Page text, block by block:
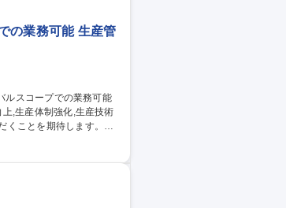
の業務可能 生産管
,生産体制強化,生産技術
ことを期待します。
協力工場を含めた安全･